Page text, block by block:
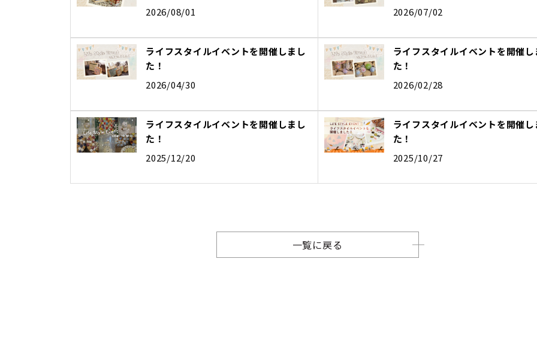
2026/08/01
2026/07/02
ライフスタイルイベントを開催しまし
た！
2026/04/30
ライフスタイルイベントを開催し
た！
2026/02/28
ライフスタイルイベントを開催しまし
た！
2025/12/20
ライフスタイルイベントを開催し
た！
2025/10/27
一覧に戻る